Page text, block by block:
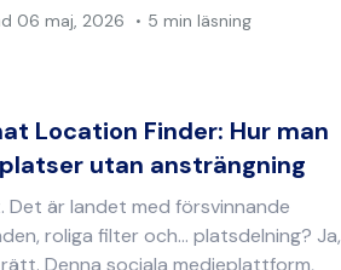
06 maj, 2026 5 min läsning
Location Finder: Hur man
utan ansträngning
Det är landet med försvinnande
roliga filter och... platsdelning? Ja,
Denna sociala medieplattform,